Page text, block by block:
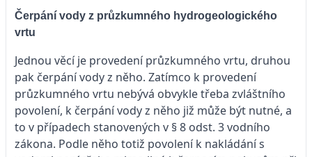
Čerpání vody z průzkumného hydrogeologického
vrtu
Jednou věcí je provedení průzkumného vrtu, druhou
pak čerpání vody z něho. Zatímco k provedení
průzkumného vrtu nebývá obvykle třeba zvláštního
povolení, k čerpání vody z něho již může být nutné, a
to v případech stanovených v § 8 odst. 3 vodního
zákona. Podle něho totiž povolení k nakládání s